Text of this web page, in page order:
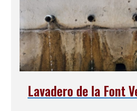
Lavadero de la Font